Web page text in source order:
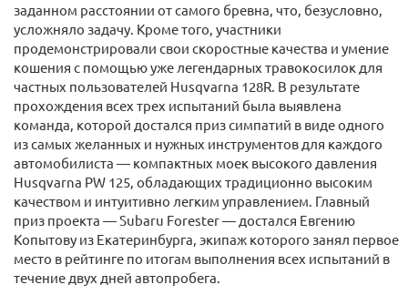
заданном расстоянии от самого бревна, что, безусловно,
усложняло задачу. Кроме того, участники
продемонстрировали свои скоростные качества и умение
кошения с помощью уже легендарных травокосилок для
частных пользователей Husqvarna 128R. В результате
прохождения всех трех испытаний была выявлена
команда, которой достался приз симпатий в виде одного
из самых желанных и нужных инструментов для каждого
автомобилиста — компактных моек высокого давления
Husqvarna PW 125, обладающих традиционно высоким
качеством и интуитивно легким управлением. Главный
приз проекта — Subaru Forester — достался Евгению
Копытову из Екатеринбурга, экипаж которого занял первое
место в рейтинге по итогам выполнения всех испытаний в
течение двух дней автопробега.